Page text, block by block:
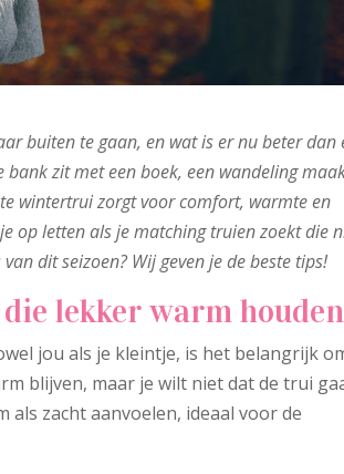
buiten te gaan, en wat is er nu beter dan
zit met een boek, een wandeling
wintertrui zorgt voor comfort, warmte en
op letten als je matching truien zoekt die
dit seizoen? Wij geven je de beste tips!
lekker warm houden
jou als je kleintje, is het belangrijk
blijven, maar je wilt niet dat de trui
zacht aanvoelen, ideaal voor de